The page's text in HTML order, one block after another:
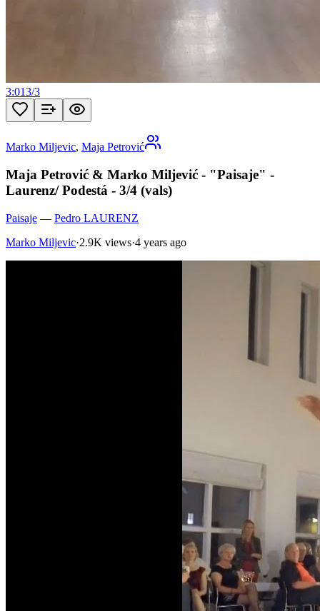
3:013/3
Marko Miljevic, Maja Petrović
Maja Petrović & Marko Miljević - "Paisaje" -
Laurenz/ Podestá - 3/4 (vals)
Paisaje — Pedro LAURENZ
Marko Miljevic·2.9K views·4 years ago